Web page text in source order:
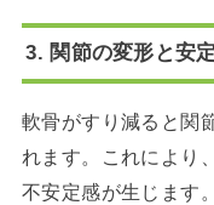
3. 関節の変形と安
軟骨がすり減ると関
れます。これにより
不安定感が生じます。